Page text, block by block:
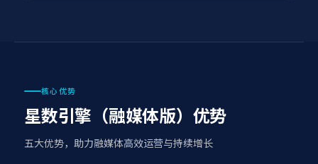
核心优势
星数引擎（融媒体版）优势
五大优势，助力融媒体高效运营与持续增长